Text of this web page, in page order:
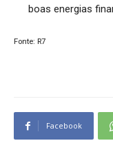
boas energias
Fonte: R7
Facebook